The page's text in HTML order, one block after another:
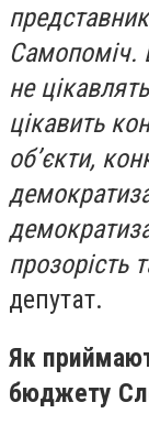
Самопоміч.
не
цікавить
об’єкти,
прозорість
депутат.
Як
бюджету